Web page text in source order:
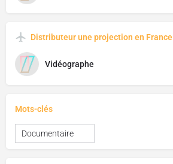
Distributeur une projection en France
Vidéographe
Mots-clés
Documentaire